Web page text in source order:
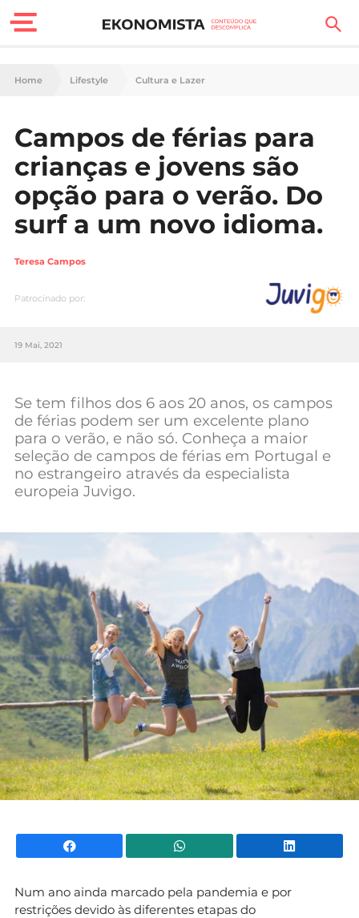
Finanças Pessoais
Carreira
Casa
Lifestyle
Sociedade
Tecnologia
Negócios
Home Lifestyle Cultura e Lazer
Campos de férias para
crianças e jovens são
opção para o verão. Do
surf a um novo idioma.
Teresa Campos
Patrocinado por:
19 Mai, 2021
Se tem filhos dos 6 aos 20 anos, os campos
de férias podem ser um excelente plano
para o verão, e não só. Conheça a maior
seleção de campos de férias em Portugal e
no estrangeiro através da especialista
europeia Juvigo.
Facebook WhatsApp
Num ano ainda marcado pela pandemia e por
restrições devido às diferentes etapas do